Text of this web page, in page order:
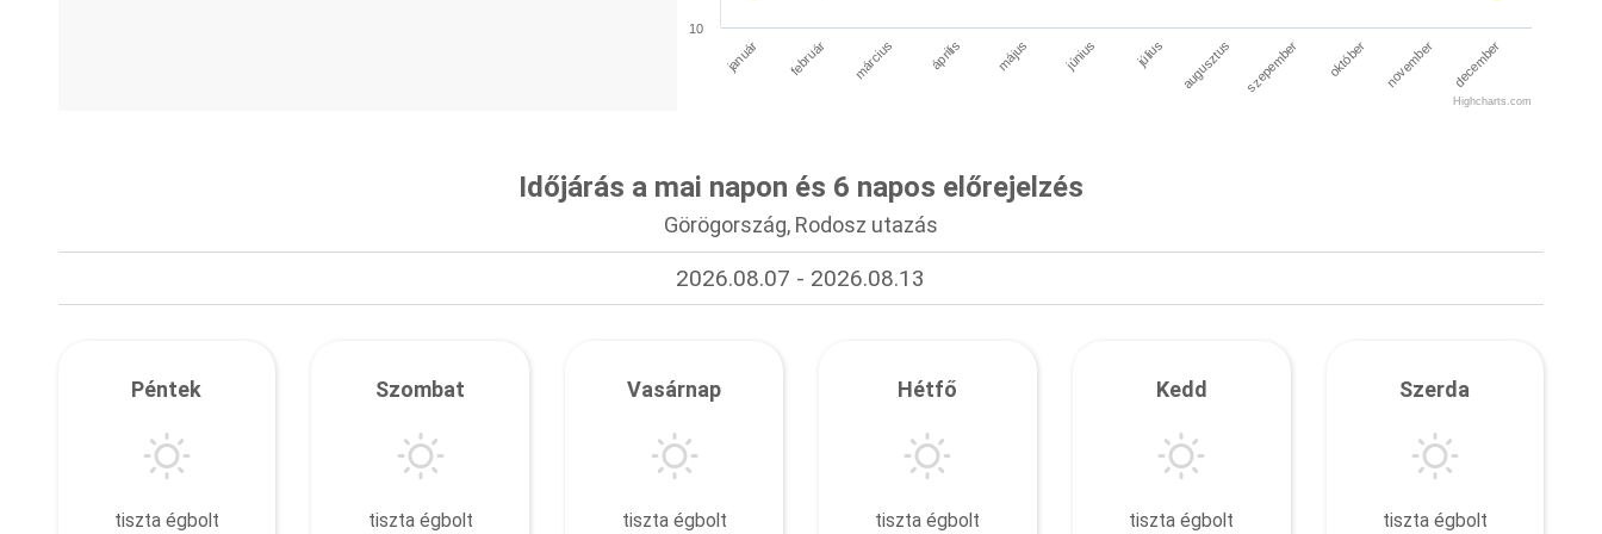
január február március április május június július augusztus szepember október november december
10
Highcharts.com
Időjárás a mai napon és 6 napos előrejelzés
Görögország, Rodosz utazás
2026.08.07 - 2026.08.13
Péntek
tiszta égbolt
Szombat
tiszta égbolt
Vasárnap
tiszta égbolt
Hétfő
tiszta égbolt
Kedd
tiszta égbolt
Szerda
tiszta égbolt